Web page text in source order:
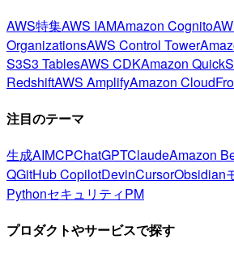
AWS特集AWS IAMAmazon Cognito
OrganizationsAWS Control Tower
S3S3 TablesAWS CDKAmazon
RedshiftAWS AmplifyAmazon
注目のテーマ
生成AIMCPChatGPTClaudeAmazon
QGitHub CopilotDevinCursorObsidian
PythonセキュリティPM
プロダクトやサービスで探す